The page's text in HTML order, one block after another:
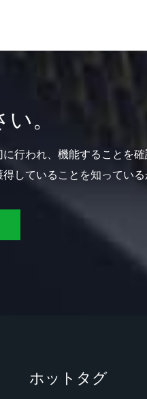
。
行われ、機能することを
していることを知っている
ホットタグ